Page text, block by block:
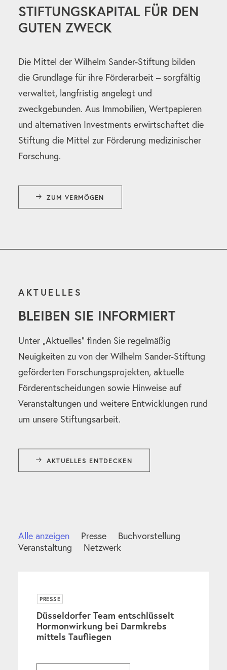
STIFTUNGSKAPITAL FÜR DEN
GUTEN ZWECK
Die Mittel der Wilhelm Sander-Stiftung bilden
die Grundlage für ihre Förderarbeit – sorgfältig
verwaltet, langfristig angelegt und
zweckgebunden. Aus Immobilien, Wertpapieren
und alternativen Investments erwirtschaftet die
Stiftung die Mittel zur Förderung medizinischer
Forschung.
ZUM VERMÖGEN
AKTUELLES
BLEIBEN SIE INFORMIERT
Unter „Aktuelles“ finden Sie regelmäßig
Neuigkeiten zu von der Wilhelm Sander-Stiftung
geförderten Forschungsprojekten, aktuelle
Förderentscheidungen sowie Hinweise auf
Veranstaltungen und weitere Entwicklungen rund
um unsere Stiftungsarbeit.
AKTUELLES ENTDECKEN
Alle anzeigen Presse
Buchvorstellung
Veranstaltung
Netzwerk
PRESSE
Düsseldorfer Team entschlüsselt
Hormonwirkung bei Darmkrebs
mittels Taufliegen